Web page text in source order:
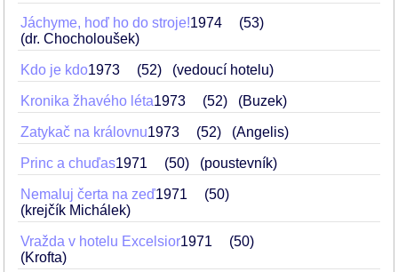
Jáchyme, hoď ho do stroje!1974
53
(dr. Chocholoušek)
Kdo je kdo1973 52 (vedoucí hotelu)
Kronika žhavého léta1973 52 (Buzek)
Zatykač na královnu1973 52 (Angelis)
Princ a chuďas1971 50 (poustevník)
Nemaluj čerta na zeď1971
50
(krejčík Michálek)
Vražda v hotelu Excelsior1971
50
(Krofta)